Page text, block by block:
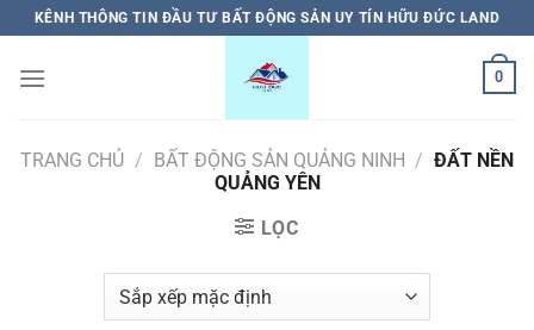
qua
nội
KÊNH THÔNG TIN ĐẦU TƯ BẤT ĐỘNG SẢN UY TÍN HỮU ĐỨC LAND
0
TRANG CHỦ / BẤT ĐỘNG SẢN QUẢNG NINH / ĐẤT NỀN
QUẢNG YÊN
LỌC